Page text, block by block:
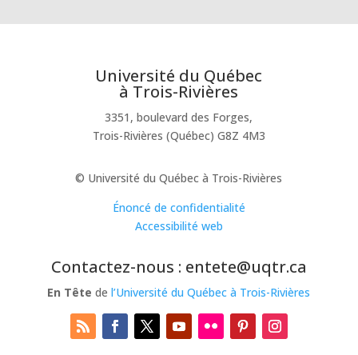
Université du Québec
à Trois-Rivières
3351, boulevard des Forges,
Trois-Rivières (Québec) G8Z 4M3
© Université du Québec à Trois-Rivières
Énoncé de confidentialité
Accessibilité web
Contactez-nous : entete@uqtr.ca
En Tête del’Université du Québec à Trois-Rivières